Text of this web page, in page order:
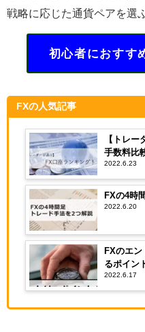
戦略に応じた通貨ペアを選
初心者におすす
FXの人気記事
【トレー
手数料比
2022.6.23
FXの4時
2022.6.20
FXのエ
るポイン
2022.6.17